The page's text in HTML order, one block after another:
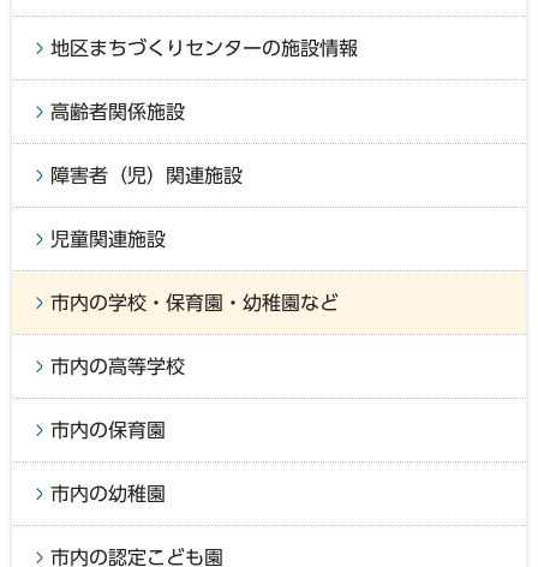
地区まちづくりセンターの施設情報
高齢者関係施設
障害者（児）関連施設
児童関連施設
市内の学校・保育園・幼稚園など
市内の高等学校
市内の保育園
市内の幼稚園
市内の認定こども園